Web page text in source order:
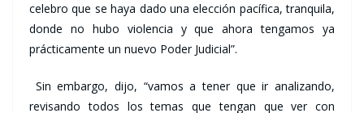
celebro que se haya dado una elección pacífica, tranquila,
donde no hubo violencia y que ahora tengamos ya
prácticamente un nuevo Poder Judicial”.
Sin embargo, dijo, “vamos a tener que ir analizando,
revisando todos los temas que tengan que ver con